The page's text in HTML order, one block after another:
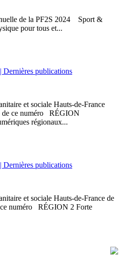
de la PF2S 2024 Sport &
pour tous et...
Dernières publications
et sociale Hauts-de-France
ce numéro RÉGION
régionaux...
Dernières publications
et sociale Hauts-de-France de
numéro RÉGION 2 Forte